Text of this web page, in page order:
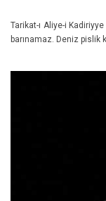
Tarikat-ı Aliye-i
barınamaz. Deniz pislik